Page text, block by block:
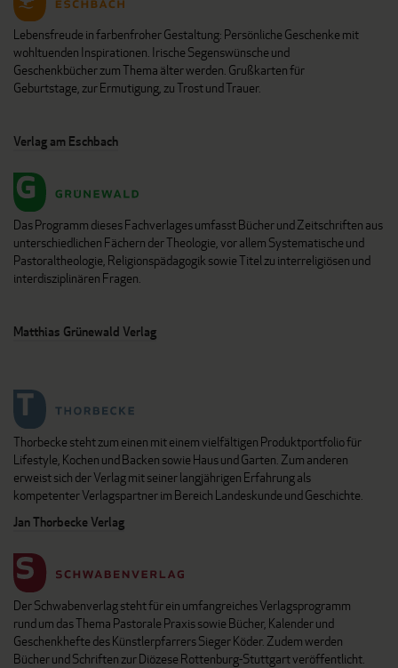
Lebensfreude in farbenfroher Gestaltung: Persönliche Geschenke mit
wohltuenden Inspirationen. Irische Segenswünsche und
Geschenkbücher zum Thema älter werden. Grußkarten für
Geburtstage, zur Ermutigung, zu Trost und Trauer.
Verlag am Eschbach
Das Programm dieses Fachverlages umfasst Bücher und Zeitschriften aus
unterschiedlichen Fächern der Theologie, vor allem Systematische und
Pastoraltheologie, Religionspädagogik sowie Titel zu interreligiösen und
interdisziplinären Fragen.
Matthias Grünewald Verlag
Thorbecke steht zum einen mit einem vielfältigen Produktportfolio für
Lifestyle, Kochen und Backen sowie Haus und Garten. Zum anderen
erweist sich der Verlag mit seiner langjährigen Erfahrung als
kompetenter Verlagspartner im Bereich Landeskunde und Geschichte.
Jan Thorbecke Verlag
Der Schwabenverlag steht für ein umfangreiches Verlagsprogramm
rund um das Thema Pastorale Praxis sowie Bücher, Kalender und
Geschenkhefte des Künstlerpfarrers Sieger Köder. Zudem werden
Bücher und Schriften zur Diözese Rottenburg-Stuttgart veröffentlicht.